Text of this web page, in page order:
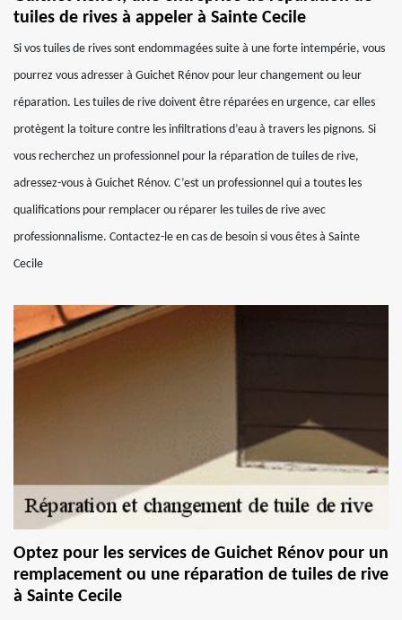
tuiles de rives à appeler à Sainte Cecile
Si vos tuiles de rives sont endommagées suite à une forte intempérie, vous
pourrez vous adresser à Guichet Rénov pour leur changement ou leur
réparation. Les tuiles de rive doivent être réparées en urgence, car elles
protègent la toiture contre les infiltrations d’eau à travers les pignons. Si
vous recherchez un professionnel pour la réparation de tuiles de rive,
adressez-vous à Guichet Rénov. C’est un professionnel qui a toutes les
qualifications pour remplacer ou réparer les tuiles de rive avec
professionnalisme. Contactez-le en cas de besoin si vous êtes à Sainte
Cecile
Optez pour les services de Guichet Rénov pour un
remplacement ou une réparation de tuiles de rive
à Sainte Cecile